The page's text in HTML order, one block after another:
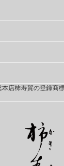
本店柿寿賀の登録商